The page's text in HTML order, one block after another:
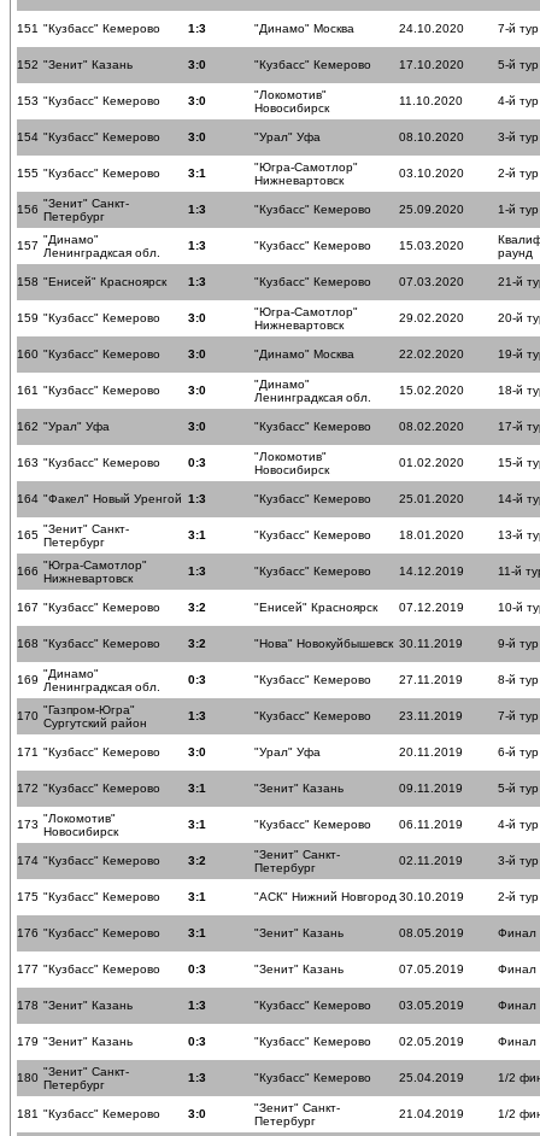
151 "Кузбасс" Кемерово 1:3 "Динамо" Москва 24.10.2020 7-й тур
152 "Зенит" Казань 3:0 "Кузбасс" Кемерово 17.10.2020 5-й тур
153 "Кузбасс" Кемерово 3:0
"Локомотив"
Новосибирск
11.10.2020 4-й тур
154 "Кузбасс" Кемерово 3:0 "Урал" Уфа 08.10.2020 3-й тур
155 "Кузбасс" Кемерово 3:1
"Югра-Самотлор"
Нижневартовск
03.10.2020 2-й тур
156 "Зенит" Санкт-
Петербург
1:3 "Кузбасс" Кемерово 25.09.2020 1-й тур
157 "Динамо"
Ленинградксая обл.
1:3 "Кузбасс" Кемерово 15.03.2020
раунд
158 "Енисей" Красноярск 1:3 "Кузбасс" Кемерово 07.03.2020 21-й
159 "Кузбасс" Кемерово 3:0
"Югра-Самотлор"
Нижневартовск
29.02.2020 20-й
160 "Кузбасс" Кемерово 3:0 "Динамо" Москва 22.02.2020 19-й
161 "Кузбасс" Кемерово 3:0
"Динамо"
Ленинградксая обл.
15.02.2020 18-й
162 "Урал" Уфа 3:0 "Кузбасс" Кемерово 08.02.2020 17-й
163 "Кузбасс" Кемерово 0:3
"Локомотив"
Новосибирск
01.02.2020 15-й
164 "Факел" Новый Уренгой 1:3 "Кузбасс" Кемерово 25.01.2020 14-й
165 "Зенит" Санкт-
Петербург
3:1 "Кузбасс" Кемерово 18.01.2020 13-й
166 "Югра-Самотлор"
Нижневартовск
1:3 "Кузбасс" Кемерово 14.12.2019 11-й
167 "Кузбасс" Кемерово 3:2 "Енисей" Красноярск 07.12.2019 10-й
168 "Кузбасс" Кемерово 3:2 "Нова" Новокуйбышевск 30.11.2019 9-й тур
169 "Динамо"
Ленинградксая обл.
0:3 "Кузбасс" Кемерово 27.11.2019 8-й тур
170 "Газпром-Югра"
Сургутский район
1:3 "Кузбасс" Кемерово 23.11.2019 7-й тур
171 "Кузбасс" Кемерово 3:0 "Урал" Уфа 20.11.2019 6-й тур
172 "Кузбасс" Кемерово 3:1 "Зенит" Казань 09.11.2019 5-й тур
173 "Локомотив"
Новосибирск
3:1 "Кузбасс" Кемерово 06.11.2019 4-й тур
174 "Кузбасс" Кемерово 3:2
"Зенит" Санкт-
Петербург
02.11.2019 3-й тур
175 "Кузбасс" Кемерово 3:1 "АСК" Нижний Новгород 30.10.2019 2-й тур
176 "Кузбасс" Кемерово 3:1 "Зенит" Казань 08.05.2019 Финал
177 "Кузбасс" Кемерово 0:3 "Зенит" Казань 07.05.2019 Финал
178 "Зенит" Казань 1:3 "Кузбасс" Кемерово 03.05.2019 Финал
179 "Зенит" Казань 0:3 "Кузбасс" Кемерово 02.05.2019 Финал
180 "Зенит" Санкт-
Петербург
1:3 "Кузбасс" Кемерово 25.04.2019 1/2
181 "Кузбасс" Кемерово 3:0
"Зенит" Санкт-
Петербург
21.04.2019 1/2